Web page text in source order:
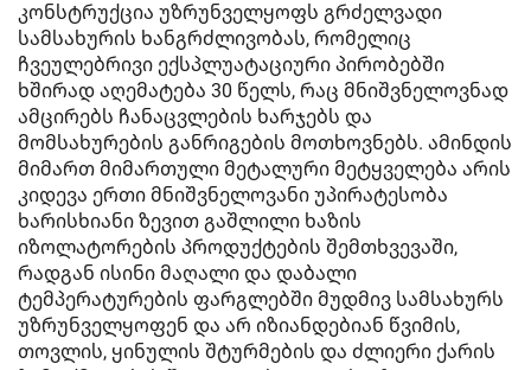
კონსტრუქცია უზრუნველყოფს გრძელვადი
სამსახურის ხანგრძლივობას, რომელიც
ჩვეულებრივი ექსპლუატაციური პირობებში
ხშირად აღემატება 30 წელს, რაც მნიშვნელოვნად
ამცირებს ჩანაცვლების ხარჯებს და
მომსახურების განრიგების მოთხოვნებს. ამინდის
მიმართ მიმართული მეტალური მეტყველება არის
კიდევა ერთი მნიშვნელოვანი უპირატესობა
ხარისხიანი ზევით გაშლილი ხაზის
იზოლატორების პროდუქტების შემთხვევაში,
რადგან ისინი მაღალი და დაბალი
ტემპერატურების ფარგლებში მუდმივ სამსახურს
უზრუნველყოფენ და არ იზიანდებიან წვიმის,
თოვლის, ყინულის შტურმების და ძლიერი ქარის